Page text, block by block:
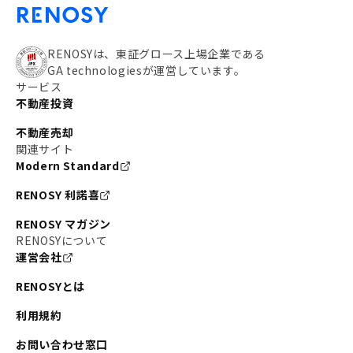
RENOSYは、東証グロース上場企業である
GA technologiesが運営しています。
サービス
不動産投資
不動産売却
関連サイト
Modern Standard
RENOSY 利諾喜
RENOSY マガジン
RENOSYについて
運営会社
RENOSYとは
利用規約
お問い合わせ窓口